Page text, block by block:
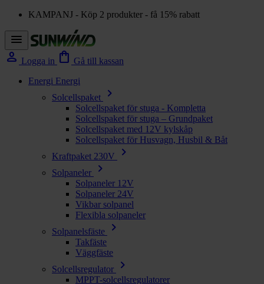
KAMPANJ - Köp 2 produkter - få 15% rabatt
menu
person Logga in shopping_bag Gå till kassan
Energi Energi
Solcellspaket
chevron_right
Solcellspaket för stuga - Kompletta
Solcellspaket för stuga – Grundpaket
Solcellspaket med 12V kylskåp
Solcellspaket för Husvagn, Husbil & Båt
Kraftpaket 230V
chevron_right
Solpaneler chevron_right
Solpaneler 12V
Solpaneler 24V
Vikbar solpanel
Flexibla solpaneler
Solpanelsfäste
chevron_right
Takfäste
Väggfäste
Solcellsregulator
chevron_right
MPPT-solcellsregulatorer